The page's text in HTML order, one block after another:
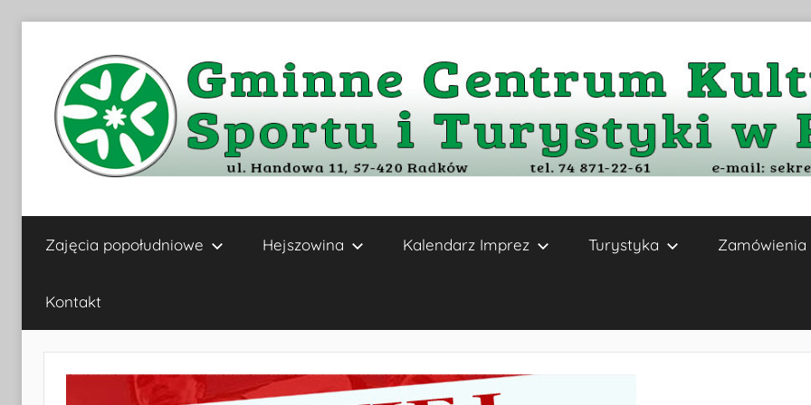
Gminne
Centrum
Kultury,
Sportu
Zajęcia popołudniowe Hejszowina Kalendarz Imprez Turystyka Zamówienia
Kontakt